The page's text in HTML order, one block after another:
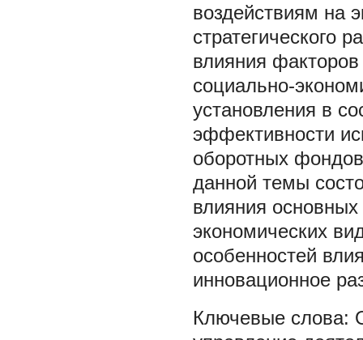
воздействиям на
стратегического
влияния
социально-
установления в
эффективности
оборотных
данной темы
влияния
экономических
особенностей
инновационное